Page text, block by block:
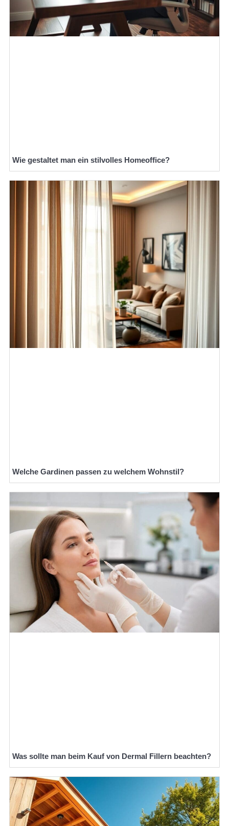
Wie gestaltet man ein stilvolles Homeoffice?
Welche Gardinen passen zu welchem Wohnstil?
Was sollte man beim Kauf von Dermal Fillern beachten?